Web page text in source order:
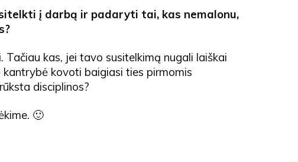
į darbą ir padaryti tai, kas nemalonu,
Tačiau kas, jei tavo susitelkimą nugali laiškai
kovoti baigiasi ties pirmomis
disciplinos?
🙂